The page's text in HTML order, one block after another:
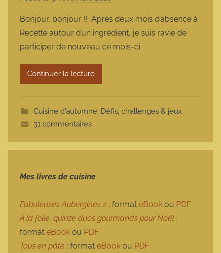
r
m
a
t
Bonjour, bonjour !! Après deux mois d’absence à
Recette autour d’un ingrédient, je suis ravie de
participer de nouveau ce mois-ci.
Continuer la lecture
Cuisine d'automne, Défis, challenges & jeux
31 commentaires
Mes livres de cuisine
Fabuleuses Aubergines 2 : format eBook ou PDF
À la folie, quinze duos gourmands pour Noël :
format eBook ou PDF
Tous en pâte : format eBook ou PDF